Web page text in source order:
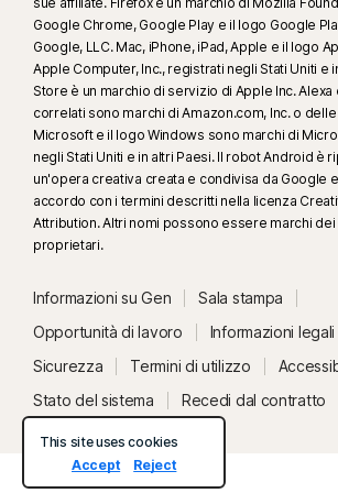
Windows 11 o versione successiva e un browser
rilevamento automatico richiede inoltre un PC con
Intel a 8 core minimo, 16 GB di RAM) oppure un PC
minimo di qualsiasi marca, 16 GB di RAM). Sui PC
a 4 core minimo e 8 GB di RAM, è disponibile solo
Per informazioni dettagliata, visita la pagina
Norton.com/deepfakesupport.
Protezione anti-deepfake nell’assistente con
Norton Genie è attualmente disponibile con
Norton Safe Search non fornisce un rating della
collegamenti sponsorizzati e non esclude quelli
dai risultati della ricerca. Non disponibile su tutti i
La Protezione minori può essere installata e
Windows™ e i dispositivi iOS e Android™ dei
Google Chrome, Google Play e il logo Google
Google, LLC. Mac, iPhone, iPad, Apple e il logo
Apple Computer, Inc., registrati negli Stati Uniti e
Store è un marchio di servizio di Apple Inc. Alexa
correlati sono marchi di Amazon.com, Inc. o
Microsoft e il logo Windows sono marchi di
negli Stati Uniti e in altri Paesi. Il robot Android è
un'opera creativa creata e condivisa da Google
accordo con i termini descritti nella licenza
Attribution. Altri nomi possono essere marchi
proprietari.
Informazioni su Gen
Sala stampa
Opportunità di lavoro
Informazioni legali
Sicurezza
Termini di utilizzo
Stato del sistema
Recedi dal contratto
This site uses cookies
Accept
Reject